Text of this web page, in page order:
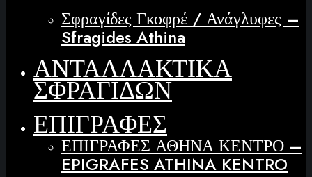
Σφραγίδες Γκοφρέ / Ανάγλυφες –
Sfragides Athina
ΑΝΤΑΛΛΑΚΤΙΚΑ
ΣΦΡΑΓΙΔΩΝ
ΕΠΙΓΡΑΦΕΣ
ΕΠΙΓΡΑΦΕΣ ΑΘΗΝΑ ΚΕΝΤΡΟ –
EPIGRAFES ATHINA KENTRO